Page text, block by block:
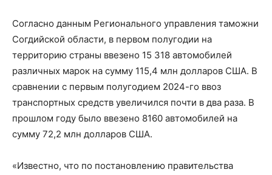
Согласно данным Регионального управления таможни
Согдийской области, в первом полугодии на
территорию страны ввезено 15 318 автомобилей
различных марок на сумму 115,4 млн долларов США. В
сравнении с первым полугодием 2024-го ввоз
транспортных средств увеличился почти в два раза. В
прошлом году было ввезено 8160 автомобилей на
сумму 72,2 млн долларов США.
«Известно, что по постановлению правительства